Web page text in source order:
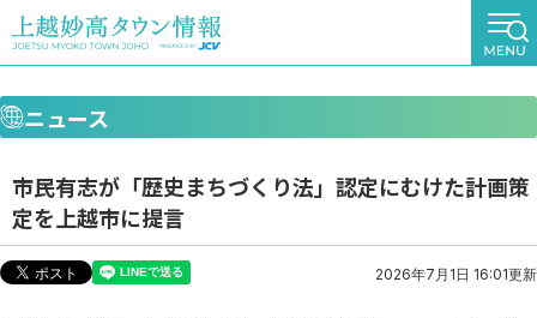
ニュース
市民有志が「歴史まちづくり法」認定にむけた計画策
定を上越市に提言
2026年7月1日 16:01更新